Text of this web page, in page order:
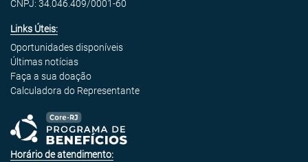
CNPJ: 34.046.409/0001-60
Links Úteis:
Oportunidades disponíveis
Últimas notícias
Faça a sua doação
Calculadora do Representante
Horário de atendimento: